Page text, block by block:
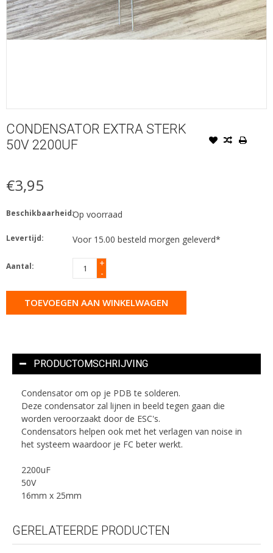
CONDENSATOR EXTRA STERK
50V 2200UF
€3,95
Beschikbaarheid:Op voorraad
Levertijd: Voor 15.00 besteld morgen geleverd*
Aantal:
+
-
TOEVOEGEN AAN WINKELWAGEN
PRODUCTOMSCHRIJVING
Condensator om op je PDB te solderen.
Deze condensator zal lijnen in beeld tegen gaan die
worden veroorzaakt door de ESC's.
Condensators helpen ook met het verlagen van noise in
het systeem waardoor je FC beter werkt.
2200uF
50V
16mm x 25mm
GERELATEERDE PRODUCTEN